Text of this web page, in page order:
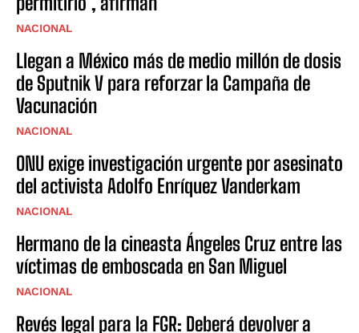
NACIONAL
Llegan a México más de medio millón de dosis
de Sputnik V para reforzar la Campaña de
Vacunación
NACIONAL
ONU exige investigación urgente por asesinato
del activista Adolfo Enríquez Vanderkam
NACIONAL
Hermano de la cineasta Ángeles Cruz entre las
víctimas de emboscada en San Miguel
NACIONAL
Revés legal para la FGR: Deberá devolver a